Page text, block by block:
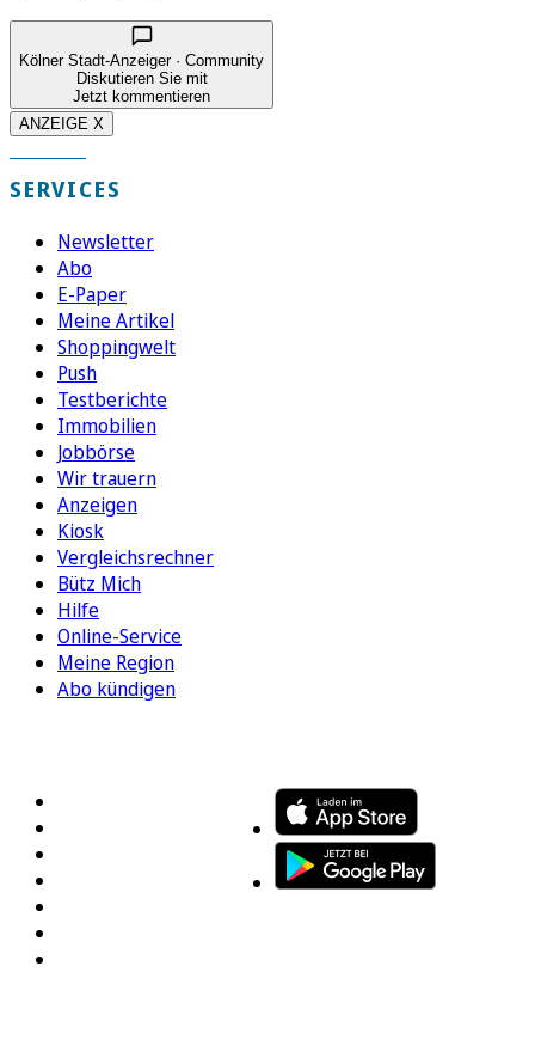
Kölner Stadt-Anzeiger · Community
Diskutieren Sie mit
Jetzt kommentieren
ANZEIGE X
SERVICES
Newsletter
Abo
E-Paper
Meine Artikel
Shoppingwelt
Push
Testberichte
Immobilien
Jobbörse
Wir trauern
Anzeigen
Kiosk
Vergleichsrechner
Bütz Mich
Hilfe
Online-Service
Meine Region
Abo kündigen